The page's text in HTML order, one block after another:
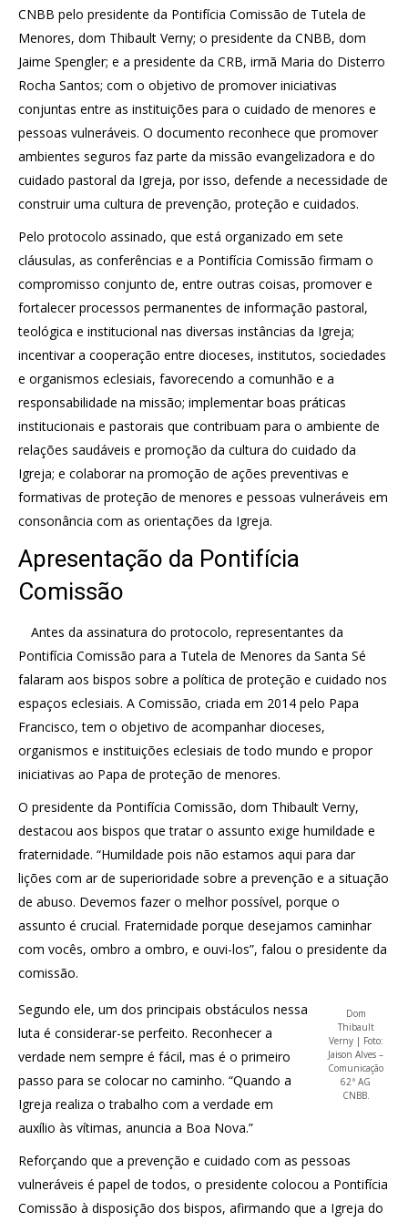
CNBB pelo presidente da Pontifícia Comissão de Tutela de
Menores, dom Thibault Verny; o presidente da CNBB, dom
Jaime Spengler; e a presidente da CRB, irmã Maria do Disterro
Rocha Santos; com o objetivo de promover iniciativas
conjuntas entre as instituições para o cuidado de menores e
pessoas vulneráveis. O documento reconhece que promover
ambientes seguros faz parte da missão evangelizadora e do
cuidado pastoral da Igreja, por isso, defende a necessidade de
construir uma cultura de prevenção, proteção e cuidados.
Pelo protocolo assinado, que está organizado em sete
cláusulas, as conferências e a Pontifícia Comissão firmam o
compromisso conjunto de, entre outras coisas, promover e
fortalecer processos permanentes de informação pastoral,
teológica e institucional nas diversas instâncias da Igreja;
incentivar a cooperação entre dioceses, institutos, sociedades
e organismos eclesiais, favorecendo a comunhão e a
responsabilidade na missão; implementar boas práticas
institucionais e pastorais que contribuam para o ambiente de
relações saudáveis e promoção da cultura do cuidado da
Igreja; e colaborar na promoção de ações preventivas e
formativas de proteção de menores e pessoas vulneráveis em
consonância com as orientações da Igreja.
Apresentação da Pontifícia
Comissão
Antes da assinatura do protocolo, representantes da
Pontifícia Comissão para a Tutela de Menores da Santa Sé
falaram aos bispos sobre a política de proteção e cuidado nos
espaços eclesiais. A Comissão, criada em 2014 pelo Papa
Francisco, tem o objetivo de acompanhar dioceses,
organismos e instituições eclesiais de todo mundo e propor
iniciativas ao Papa de proteção de menores.
O presidente da Pontifícia Comissão, dom Thibault Verny,
destacou aos bispos que tratar o assunto exige humildade e
fraternidade. “Humildade pois não estamos aqui para dar
lições com ar de superioridade sobre a prevenção e a situação
de abuso. Devemos fazer o melhor possível, porque o
assunto é crucial. Fraternidade porque desejamos caminhar
com vocês, ombro a ombro, e ouvi-los”, falou o presidente da
comissão.
Dom
Thibault
Verny | Foto:
Jaison Alves –
Comunicação
62ª AG
CNBB.
Segundo ele, um dos principais obstáculos nessa
luta é considerar-se perfeito. Reconhecer a
verdade nem sempre é fácil, mas é o primeiro
passo para se colocar no caminho. “Quando a
Igreja realiza o trabalho com a verdade em
auxílio às vítimas, anuncia a Boa Nova.”
Reforçando que a prevenção e cuidado com as pessoas
vulneráveis é papel de todos, o presidente colocou a Pontifícia
Comissão à disposição dos bispos, afirmando que a Igreja do